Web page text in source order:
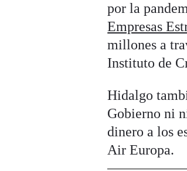
por la
Empresas
millones a
Instituto de
Hidalgo
Gobierno ni
dinero a los
Air Europa.